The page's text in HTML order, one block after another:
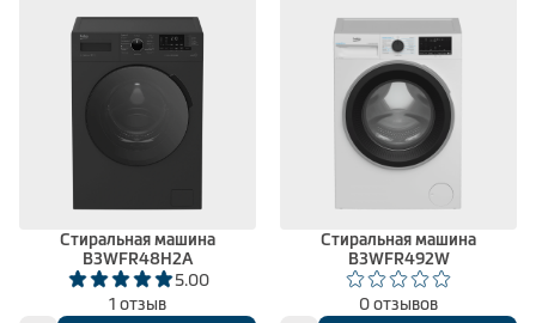
Стиральная машина
B3WFR48H2A
5.00
1 отзыв
Стиральная машина
B3WFR492W
0 отзывов